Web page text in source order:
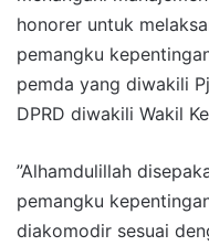
honorer untuk
pemangku
pemda yang diwakili
DPRD diwakili Wakil
”Alhamdulillah
pemangku
diakomodir sesuai